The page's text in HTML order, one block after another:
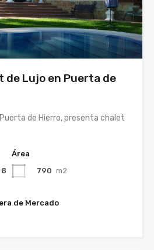
de Lujo en Puerta de
de Hierro, presenta chalet
8
Área
790 m2
de Mercado